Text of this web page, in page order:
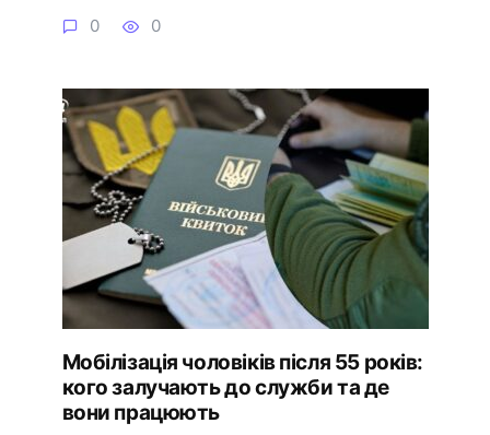
0 0
Мобілізація чоловіків після 55 років:
кого залучають до служби та де
вони працюють